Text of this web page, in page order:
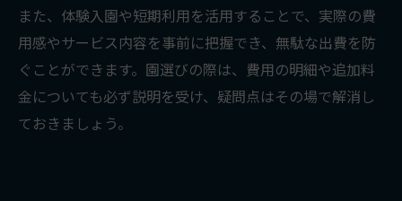
また、体験入園や短期利用を活用することで、実際の費
用感やサービス内容を事前に把握でき、無駄な出費を防
ぐことができます。園選びの際は、費用の明細や追加料
金についても必ず説明を受け、疑問点はその場で解消し
ておきましょう。